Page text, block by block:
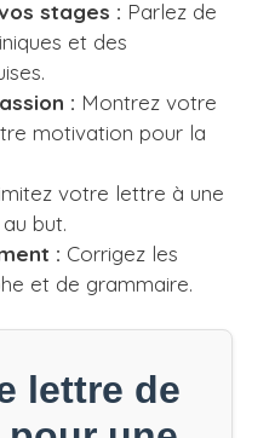
stages : Parlez de
et des
: Montrez votre
motivation pour la
votre lettre à une
but.
: Corrigez les
et de grammaire.
lettre de